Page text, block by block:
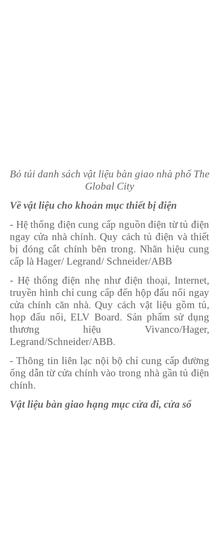
Bỏ túi danh sách vật liệu bàn giao nhà phố The
Global City
Về vật liệu cho khoản mục thiết bị điện
- Hệ thống điện cung cấp nguồn điện từ tủ điện
ngay cửa nhà chính. Quy cách tủ điện và thiết
bị đóng cắt chính bên trong. Nhãn hiệu cung
cấp là Hager/ Legrand/ Schneider/ABB
- Hệ thống điện nhẹ như điện thoại, Internet,
truyền hình chỉ cung cấp đến hộp đấu nối ngay
cửa chính căn nhà. Quy cách vật liệu gồm tủ,
họp đấu nối, ELV Board. Sản phẩm sử dụng
thương hiệu Vivanco/Hager,
Legrand/Schneider/ABB.
- Thông tin liên lạc nội bộ chỉ cung cấp đường
ống dẫn từ cửa chính vào trong nhà gần tủ điện
chính.
Vật liệu bàn giao hạng mục cửa đi, cửa sổ